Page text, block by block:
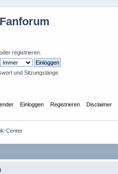
oderregistrieren
und Sitzungslänge
Einloggen Registrieren Disclaimer
Center